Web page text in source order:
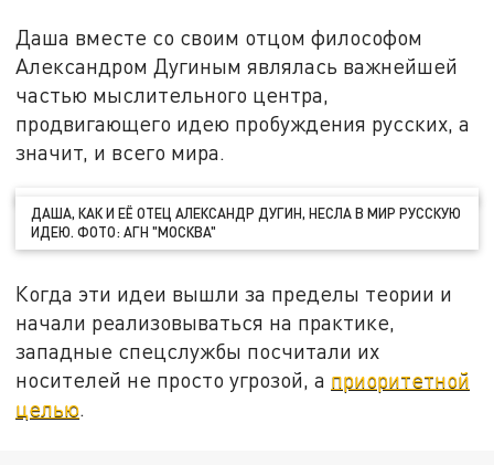
Даша вместе со своим отцом философом
Александром Дугиным являлась важнейшей
частью мыслительного центра,
продвигающего идею пробуждения русских, а
значит, и всего мира.
ДАША, КАК И ЕЁ ОТЕЦ АЛЕКСАНДР ДУГИН, НЕСЛА В МИР РУССКУЮ
ИДЕЮ. ФОТО: АГН "МОСКВА"
Когда эти идеи вышли за пределы теории и
начали реализовываться на практике,
западные спецслужбы посчитали их
носителей не просто угрозой, а приоритетной
целью.